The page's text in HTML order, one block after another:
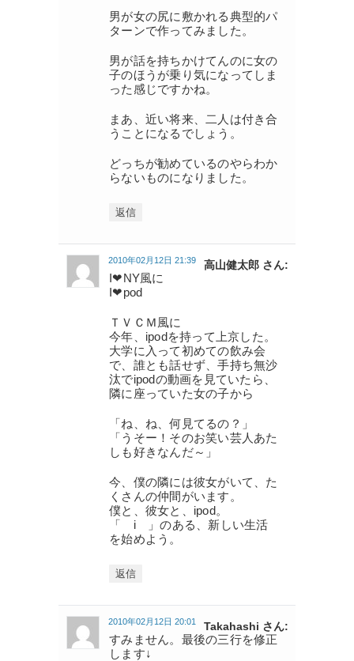
男が女の尻に敷かれる典型的パ
ターンで作ってみました。
男が話を持ちかけてんのに女の
子のほうが乗り気になってしま
った感じですかね。
まあ、近い将来、二人は付き合
うことになるでしょう。
どっちが勧めているのやらわか
らないものになりました。
返信
高山健太郎 さん:
2010年02月12日 21:39
I❤NY風に
I❤pod
ＴＶＣＭ風に
今年、ipodを持って上京した。
大学に入って初めての飲み会
で、誰とも話せず、手持ち無沙
汰でipodの動画を見ていたら、
隣に座っていた女の子から
「ね、ね、何見てるの？」
「うそー！そのお笑い芸人あた
しも好きなんだ～」
今、僕の隣には彼女がいて、た
くさんの仲間がいます。
僕と、彼女と、ipod。
「 i 」のある、新しい生活
を始めよう。
返信
Takahashi さん:
2010年02月12日 20:01
すみません。最後の三行を修正
します↓